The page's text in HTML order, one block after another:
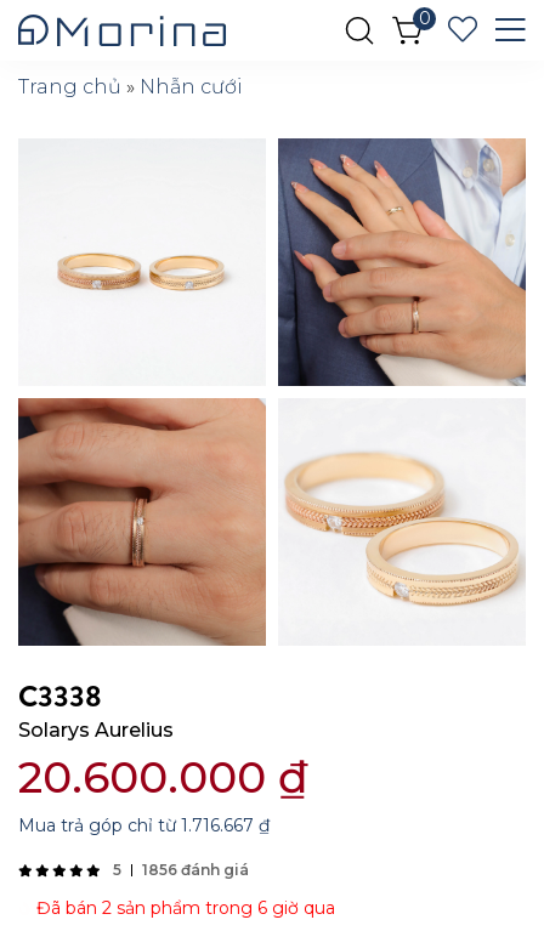
0
Trang chủ » Nhẫn cưới
C3338
Solarys Aurelius
20.600.000 ₫
Mua trả góp chỉ từ1.716.667 ₫
5 1856 đánh giá
Đã bán 2 sản phẩm trong 6 giờ qua